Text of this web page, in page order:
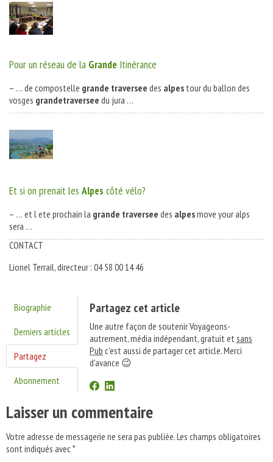
Pour un réseau de la Grande Itinérance
– … de compostelle grande traversee des alpes tour du ballon des
vosges grandetraversee du jura …
Et si on prenait les Alpes côté vélo?
– … et l ete prochain la grande traversee des alpesmove your alps
sera …
CONTACT
Lionel Terrail, directeur : 04 58 00 14 46
Biographie
Derniers articles
Partagez
Abonnement
Partagez cet article
Une autre façon de soutenir Voyageons-
autrement, média indépendant, gratuit etsans
Pub c'est aussi de partager cet article. Merci
d'avance 😉
Laisser un commentaire
Votre adresse de messagerie ne sera pas publiée.Les champs obligatoires
sont indiqués avec*